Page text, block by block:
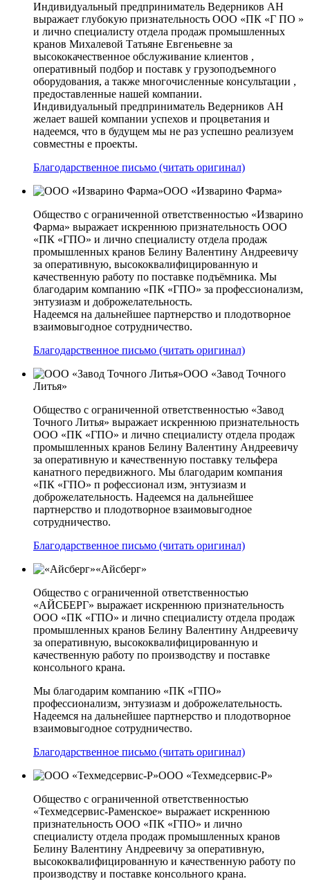
Индивидуальный предприниматель Ведерников АН
выражает глубокую признательность ООО «ПК «Г ПО »
и лично специалисту отдела продаж промышленных
кранов Михалевой Татьяне Евгеньевне за
высококачественное обслуживание клиентов ,
оперативный подбор и поставк у грузоподъемного
оборудования, а также многочисленные консультации ,
предоставленные нашей компании.
Индивидуальный предприниматель Ведерников АН
желает вашей компании успехов и процветания и
надеемся, что в будущем мы не раз успешно реализуем
совместны е проекты.
Благодарственное письмо (читать оригинал)
ООО «Изварино Фарма»
Общество с ограниченной ответственностью «Изварино
Фарма» выражает искреннюю признательность ООО
«ПК «ГПО» и лично специалисту отдела продаж
промышленных кранов Белину Валентину Андреевичу
за оперативную, высококвалифицированную и
качественную работу по поставке подъёмника. Мы
благодарим компанию «ПК «ГПО» за профессионализм,
энтузиазм и доброжелательность.
Надеемся на дальнейшее партнерство и плодотворное
взаимовыгодное сотрудничество.
Благодарственное письмо (читать оригинал)
ООО «Завод Точного
Литья»
Общество с ограниченной ответственностью «Завод
Точного Литья» выражает искреннюю признательность
ООО «ПК «ГПО» и лично специалисту отдела продаж
промышленных кранов Белину Валентину Андреевичу
за оперативную и качественную поставку тельфера
канатного передвижного. Мы благодарим компания
«ПК «ГПО» п рофессионал изм, энтузиазм и
доброжелательность. Надеемся на дальнейшее
партнерство и плодотворное взаимовыгодное
сотрудничество.
Благодарственное письмо (читать оригинал)
«Айсберг»
Общество с ограниченной ответственностью
«АЙСБЕРГ» выражает искреннюю признательность
ООО «ПК «ГПО» и лично специалисту отдела продаж
промышленных кранов Белину Валентину Андреевичу
за оперативную, высококвалифицированную и
качественную работу по производству и поставке
консольного крана.
Мы благодарим компанию «ПК «ГПО»
профессионализм, энтузиазм и доброжелательность.
Надеемся на дальнейшее партнерство и плодотворное
взаимовыгодное сотрудничество.
Благодарственное письмо (читать оригинал)
ООО «Техмедсервис-Р»
Общество с ограниченной ответственностью
«Техмедсервис-Раменское» выражает искреннюю
признательность ООО «ПК «ГПО» и лично
специалисту отдела продаж промышленных кранов
Белину Валентину Андреевичу за оперативную,
высококвалифицированную и качественную работу по
производству и поставке консольного крана.